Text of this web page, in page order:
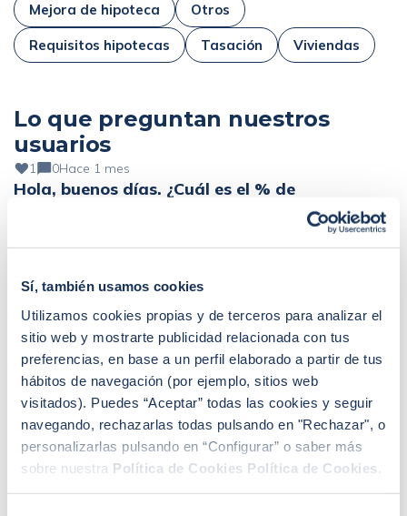
Sí, también usamos cookies
Utilizamos cookies propias y de terceros para analizar el
sitio web y mostrarte publicidad relacionada con tus
preferencias, en base a un perfil elaborado a partir de tus
hábitos de navegación (por ejemplo, sitios web
visitados). Puedes “Aceptar” todas las cookies y seguir
navegando, rechazarlas todas pulsando en "Rechazar", o
personalizarlas pulsando en “Configurar” o saber más
sobre nuestra Política de Cookies Política de Cookies
Mejora de hipoteca Otros
Requisitos hipotecas Tasación Viviendas
Lo que preguntan nuestros
usuarios
1 0Hace 1 mes
Hola, buenos días. ¿Cuál es el % de
Hola, buenos días. ¿Cuál es el % de pignoración que manejáis?
Puedo subir del 70% al 100% pignorado?
0 0Hace 1 mes
Quiero mejorar dos hipotecas, ¿es posible?
Quiero mejorar 2 hipotecas: 1. Variable a Euríbor +0,5%
(125.000€ pendiente) 2. Variable a Euríbor +1,5% (68.000€
pendiente) Altos ingresos y ahorro, pero fuera de España. ¿Se
podría mejorar?
Seguir leyendo +
0 0Hace 1 mes
Me gustaría comprar un piso
Me gustaría comprar un piso, ¿podría recibir información
acerca de cómo conseguir la mejor hipoteca?